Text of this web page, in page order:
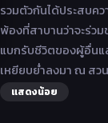
รวมตัวกันได้ประสบค
พ้องที่สาบานว่าจะร่วม
แบกรับชีวิตของผู้อื่นแ
เหยียบย่ำลงมา ณ สว
แสดงน้อย